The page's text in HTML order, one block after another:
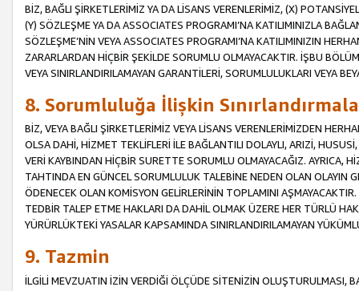
BİZ, BAĞLI ŞİRKETLERİMİZ YA DA LİSANS VERENLERİMİZ, (X)
(Y) SÖZLEŞME YA DA ASSOCIATES PROGRAMI’NA KATILIMINIZLA
SÖZLEŞME’NİN VEYA ASSOCIATES PROGRAMI’NA KATILIMINIZIN
ZARARLARDAN HİÇBİR ŞEKİLDE SORUMLU OLMAYACAKTIR. İŞBU
VEYA SINIRLANDIRILAMAYAN GARANTİLERİ, SORUMLULUKLARI VEYA
8. Sorumluluğa İlişkin
BİZ, VEYA BAĞLI ŞİRKETLERİMİZ VEYA LİSANS VERENLERİMİZDEN
OLSA DAHİ, HİZMET TEKLİFLERİ İLE BAĞLANTILI DOLAYLI, ARIZİ,
VERİ KAYBINDAN HİÇBİR SURETTE SORUMLU OLMAYACAĞIZ. AYRICA,
TAHTINDA EN GÜNCEL SORUMLULUK TALEBİNE NEDEN OLAN OLAYIN
ÖDENECEK OLAN KOMİSYON GELİRLERİNİN TOPLAMINI
TEDBİR TALEP ETME HAKLARI DA DAHİL OLMAK ÜZERE HER TÜRLÜ
YÜRÜRLÜKTEKİ YASALAR KAPSAMINDA SINIRLANDIRILAMAYAN
9. Tazmin
İLGİLİ MEVZUATIN İZİN VERDİĞİ ÖLÇÜDE SİTENİZİN OLUŞTURULMASI,